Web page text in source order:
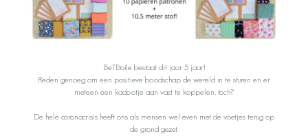
Bel’Etoile bestaat dit jaar 5 jaar!
Reden genoeg om een positieve boodschap de wereld in te sturen en er
meteen een kadootje aan vast te koppelen, toch?
De hele coronacrisis heeft ons als mensen wel even met de voetjes terug op
de grond gezet.